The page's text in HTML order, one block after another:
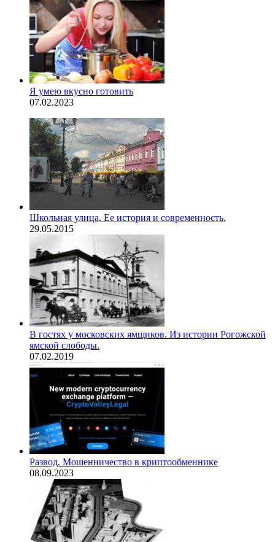
Я умею вкусно готовить
07.02.2023
Школьная улица. Ее история и современность.
29.05.2015
В гостях у московских ямщиков. Из истории Рогожской
ямской слободы.
07.02.2019
Развод. Мошенничество в криптообменнике
08.09.2023